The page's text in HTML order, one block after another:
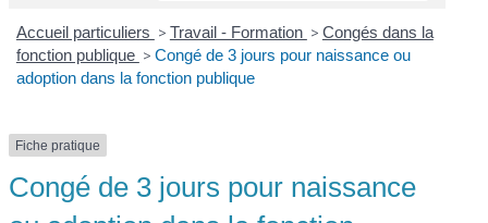
Accueil particuliers > Travail - Formation > Congés dans la
fonction publique > Congé de 3 jours pour naissance ou
adoption dans la fonction publique
Fiche pratique
Congé de 3 jours pour naissance